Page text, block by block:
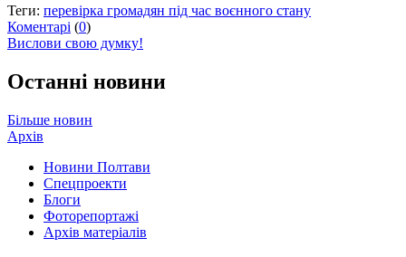
Теги: перевірка громадян під час воєнного стану
Коментарі (0)
Вислови свою думку!
Останні новини
Більше новин
Архів
Новини Полтави
Спецпроекти
Блоги
Фоторепортажі
Архів матеріалів